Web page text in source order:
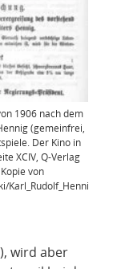
1906 nach dem
(gemeinfrei,
Der Kino in
XCIV, Q-Verlag
von
Karl_Rudolf_Henni
wird aber